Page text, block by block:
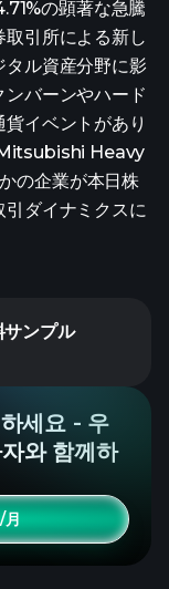
の顕著な急騰
引所による新し
タル資産分野に影
バーンやハード
イベントがあり
Heavy
の企業が本日株
ダイナミクスに
サンプル
세요 - 우
와 함께하